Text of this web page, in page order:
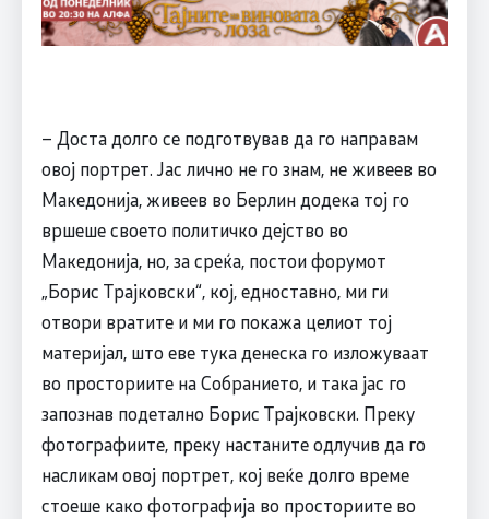
– Доста долго се подготвував да го направам
овој портрет. Јас лично не го знам, не живеев во
Македонија, живеев во Берлин додека тој го
вршеше своето политичко дејство во
Македонија, но, за среќа, постои форумот
„Борис Трајковски“, кој, едноставно, ми ги
отвори вратите и ми го покажа целиот тој
материјал, што еве тука денеска го изложуваат
во просториите на Собранието, и така јас го
запознав подетално Борис Трајковски. Преку
фотографиите, преку настаните одлучив да го
насликам овој портрет, кој веќе долго време
стоеше како фотографија во просториите во